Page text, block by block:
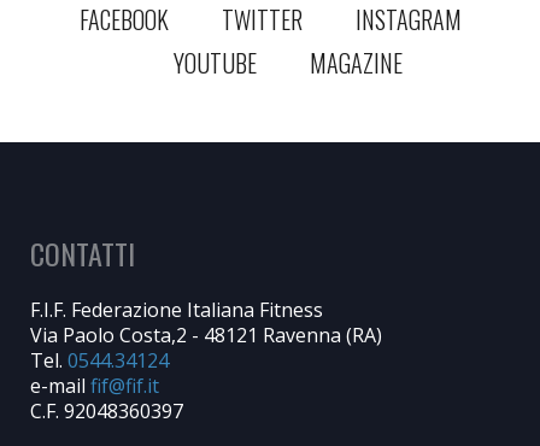
FACEBOOK TWITTER
INSTAGRAM
YOUTUBE
MAGAZINE
CONTATTI
F.I.F. Federazione Italiana Fitness
Via Paolo Costa,2 - 48121 Ravenna (RA)
Tel. 0544.34124
e-mail
C.F. 92048360397